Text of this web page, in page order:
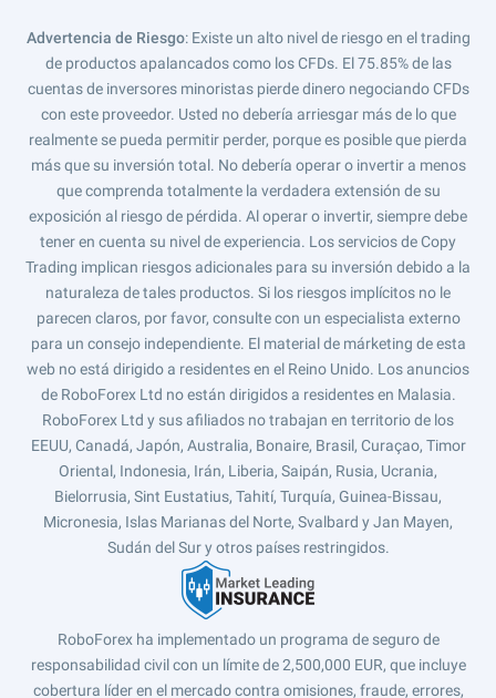
Advertencia de Riesgo: Existe un alto nivel de riesgo en el trading
de productos apalancados como los CFDs. El 75.85% de las
cuentas de inversores minoristas pierde dinero negociando CFDs
con este proveedor. Usted no debería arriesgar más de lo que
realmente se pueda permitir perder, porque es posible que pierda
más que su inversión total. No debería operar o invertir a menos
que comprenda totalmente la verdadera extensión de su
exposición al riesgo de pérdida. Al operar o invertir, siempre debe
tener en cuenta su nivel de experiencia. Los servicios de Copy
Trading implican riesgos adicionales para su inversión debido a la
naturaleza de tales productos. Si los riesgos implícitos no le
parecen claros, por favor, consulte con un especialista externo
para un consejo independiente. El material de márketing de esta
web no está dirigido a residentes en el Reino Unido. Los anuncios
de RoboForex Ltd no están dirigidos a residentes en Malasia.
RoboForex Ltd y sus afiliados no trabajan en territorio de los
EEUU, Canadá, Japón, Australia, Bonaire, Brasil, Curaçao, Timor
Oriental, Indonesia, Irán, Liberia, Saipán, Rusia, Ucrania,
Bielorrusia, Sint Eustatius, Tahití, Turquía, Guinea-Bissau,
Micronesia, Islas Marianas del Norte, Svalbard y Jan Mayen,
Sudán del Sur y otros países restringidos.
RoboForex ha implementado un programa de seguro de
responsabilidad civil con un límite de 2,500,000 EUR, que incluye
cobertura líder en el mercado contra omisiones, fraude, errores,